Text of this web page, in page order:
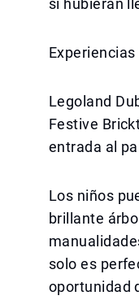
si hubieran
Legoland
Festive
entrada al
Los niños
brillante
solo es
oportunidad